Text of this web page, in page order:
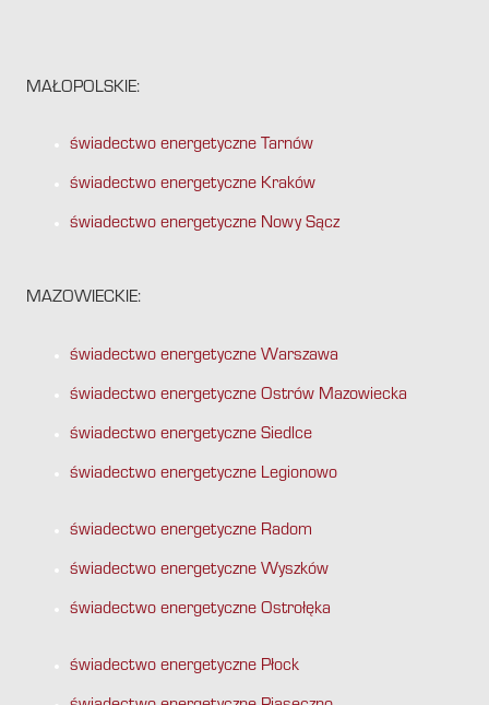
MAŁOPOLSKIE:
świadectwo energetyczne Tarnów
świadectwo energetyczne Kraków
świadectwo energetyczne Nowy Sącz
MAZOWIECKIE:
świadectwo energetyczne Warszawa
świadectwo energetyczne Ostrów Mazowiecka
świadectwo energetyczne Siedlce
świadectwo energetyczne Legionowo
świadectwo energetyczne Radom
świadectwo energetyczne Wyszków
świadectwo energetyczne Ostrołęka
świadectwo energetyczne Płock